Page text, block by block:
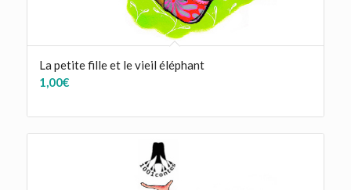
La petite fille et le vieil éléphant
1,00€